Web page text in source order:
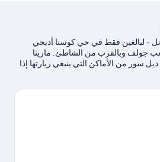
- لبالغين فقط في حي كوستا أديجي
جولف وبالقرب من الشاطئ. مارينا
سور من الأماكن التي ينبغي زيارتها إذا
أو مباراة في أثناء تواجدك في المدينة؟